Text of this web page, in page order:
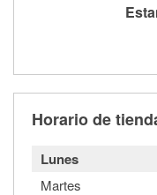
Horario de
Lunes
Martes